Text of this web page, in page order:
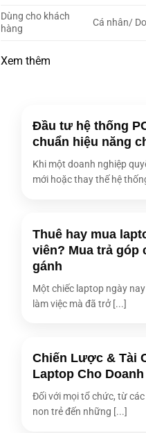
Dùng cho khách
hàng
Cá nhân/
Xem thêm
Đầu tư hệ thống
chuẩn hiệu năng
Khi một doanh nghiệp
mới hoặc thay thế hệ
Thuê hay mua
viên? Mua trả góp
gánh
Một chiếc laptop ngày
làm việc mà đã trở [...]
Chiến Lược & Tài
Laptop Cho
Đối với mọi tổ chức, từ
non trẻ đến những [...]